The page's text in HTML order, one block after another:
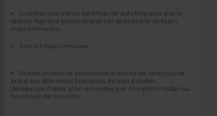
Cuentan con varios sistemas de autolimpieza, por lo
que no hay que preocuparse tan apenas por su buen
mantenimiento
Son los más comunes
Puede ocasionar confunsión a la hora de seleccionar
entre sus diferentes funciones. Incluso pueden
desaprovecharse al no entender por completo todas sus
funciones de cocción.